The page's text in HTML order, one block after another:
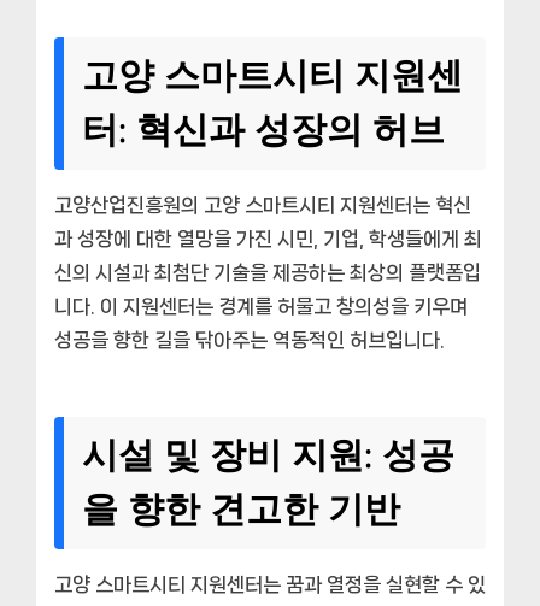
고양 스마트시티 지원센
터: 혁신과 성장의 허브
고양산업진흥원의 고양 스마트시티 지원센터는 혁신
과 성장에 대한 열망을 가진 시민, 기업, 학생들에게 최
신의 시설과 최첨단 기술을 제공하는 최상의 플랫폼입
니다. 이 지원센터는 경계를 허물고 창의성을 키우며
성공을 향한 길을 닦아주는 역동적인 허브입니다.
시설 및 장비 지원: 성공
을 향한 견고한 기반
고양 스마트시티 지원센터는 꿈과 열정을 실현할 수 있